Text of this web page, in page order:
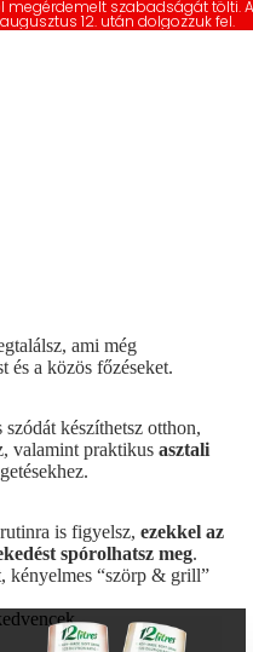
megérdemelt szabadságát tölti.
12. után dolgozzuk fel.
ami még
és a közös főzéseket.
készíthetsz otthon,
valamint praktikus asztali
is figyelsz, ezekkel az
spórolhatsz meg.
kényelmes “szörp & grill”